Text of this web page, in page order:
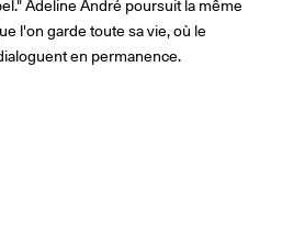
Adeline André poursuit la même
l'on garde toute sa vie, où le
en permanence.